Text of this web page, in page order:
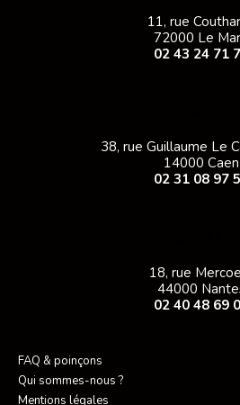
11, rue
72000 Le
02 43 24 71
38, rue Guillaume Le
14000 Caen
02 31 08 97
18, rue
44000
02 40 48 69
FAQ & poinçons
Qui sommes-nous ?
Mentions légales